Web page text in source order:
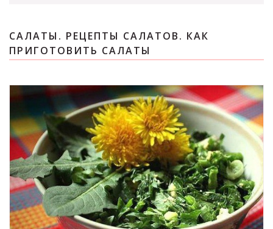
САЛАТЫ. РЕЦЕПТЫ САЛАТОВ. КАК
ПРИГОТОВИТЬ САЛАТЫ